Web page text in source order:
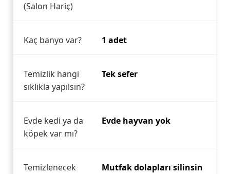
(Salon Hariç)
Kaç banyo var? 1 adet
Temizlik hangi
sıklıkla yapılsın?
Tek sefer
Evde kedi ya da
köpek var mı?
Evde hayvan yok
Temizlenecek
Mutfak dolapları silinsin